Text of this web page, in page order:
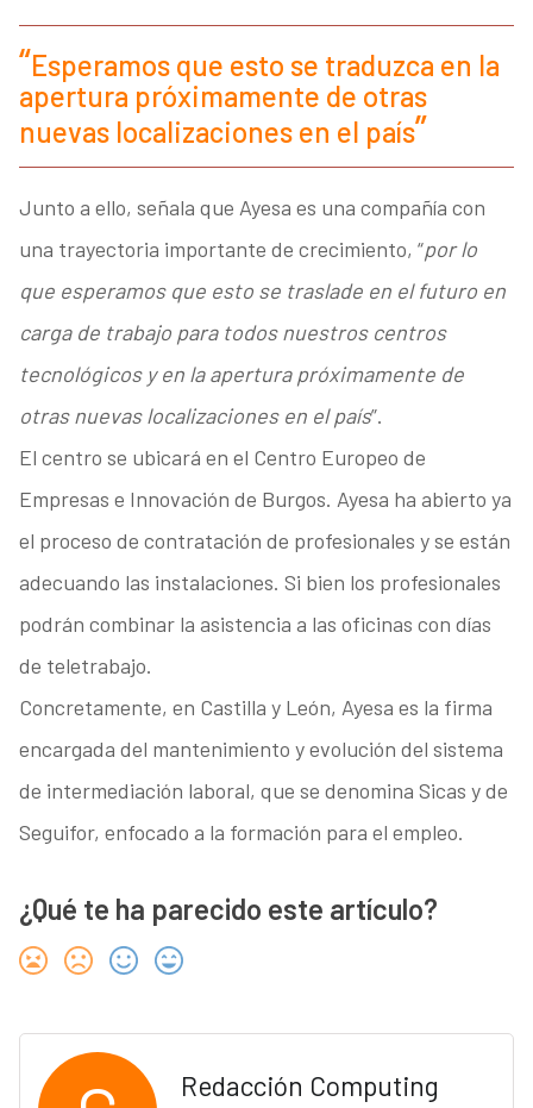
Esperamos que esto se traduzca en la
apertura próximamente de otras
nuevas localizaciones en el país
Junto a ello, señala que Ayesa es una compañía con
una trayectoria importante de crecimiento, “por lo
que esperamos que esto se traslade en el futuro en
carga de trabajo para todos nuestros centros
tecnológicos y en la apertura próximamente de
otras nuevas localizaciones en el país”.
El centro se ubicará en el Centro Europeo de
Empresas e Innovación de Burgos. Ayesa ha abierto ya
el proceso de contratación de profesionales y se están
adecuando las instalaciones. Si bien los profesionales
podrán combinar la asistencia a las oficinas con días
de teletrabajo.
Concretamente, en Castilla y León, Ayesa es la firma
encargada del mantenimiento y evolución del sistema
de intermediación laboral, que se denomina Sicas y de
Seguifor, enfocado a la formación para el empleo.
¿Qué te ha parecido este artículo?
Redacción Computing